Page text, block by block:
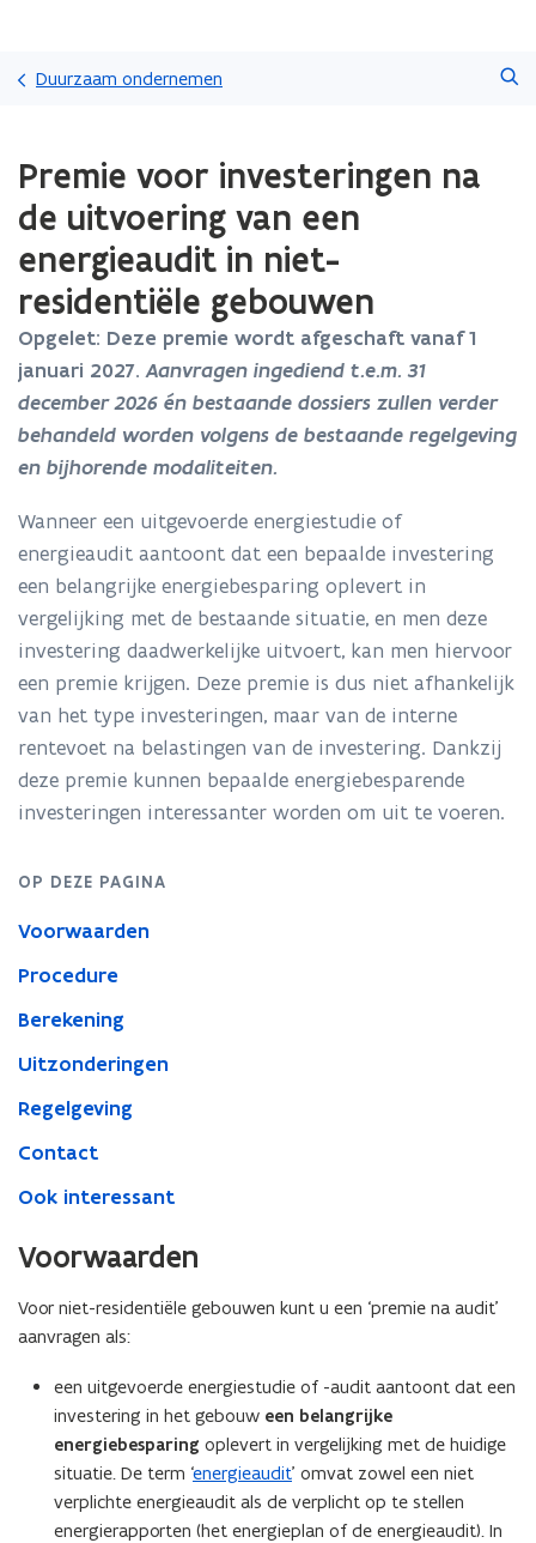
gaan
Duurzaam ondernemen
met
laden.
zich
op:
Premie
voor
investeringen
uitvoering
van
energieaudit
niet-
residentiële
gebouwen
Premie voor investeringen na
de uitvoering van een
energieaudit in niet-
residentiële gebouwen
Opgelet: Deze premie wordt afgeschaft vanaf 1
januari 2027.Aanvragen ingediend t.e.m. 31
december 2026 én bestaande dossiers zullen verder
behandeld worden volgens de bestaande regelgeving
en bijhorende modaliteiten.
Wanneer een uitgevoerde energiestudie of
energieaudit aantoont dat een bepaalde investering
een belangrijke energiebesparing oplevert in
vergelijking met de bestaande situatie, en men deze
investering daadwerkelijke uitvoert, kan men hiervoor
een premie krijgen. Deze premie is dus niet afhankelijk
van het type investeringen, maar van de interne
rentevoet na belastingen van de investering. Dankzij
deze premie kunnen bepaalde energiebesparende
investeringen interessanter worden om uit te voeren.
OP DEZE PAGINA
Voorwaarden
Procedure
Berekening
Uitzonderingen
Regelgeving
Contact
Ook interessant
Voorwaarden
Voor niet-residentiële gebouwen kunt u een ‘premie na audit’
aanvragen als:
een uitgevoerde energiestudie of -audit aantoont dat een
investering in het gebouw een belangrijke
energiebesparing oplevert in vergelijking met de huidige
situatie. De term ‘energieaudit’ omvat zowel een niet
verplichte energieaudit als de verplicht op te stellen
energierapporten (het energieplan of de energieaudit). In